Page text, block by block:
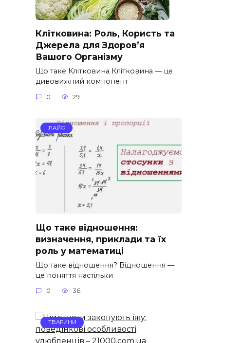
Клітковина: Роль, Користь та
Джерела для Здоров’я
Вашого Організму
Що таке Клітковина Клітковина — це
дивовижний компонент
0 29
ЛАЙФ
Що таке відношення:
визначення, приклади та їх
роль у математиці
Що таке відношення? Відношення —
це поняття настільки
0 36
ТВАРИНИ